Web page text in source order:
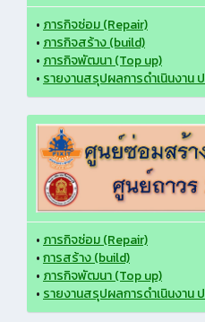
•ภารกิจซ่อม (Repair)
•ภารกิจสร้าง (build)
•ภารกิจพัฒนา (Top up)
•รายงานสรุปผลการดำเนินงาน
• ภารกิจซ่อม (Repair)
•การสร้าง (build)
• ภารกิจพัฒนา (Top up)
• รายงานสรุปผลการดำเนินงาน